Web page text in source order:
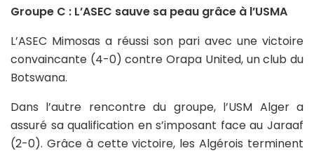
Groupe C : L’ASEC sauve sa peau grâce à l’USMA
L’ASEC Mimosas a réussi son pari avec une victoire
convaincante (4-0) contre Orapa United, un club du
Botswana.
Dans l’autre rencontre du groupe, l’USM Alger a
assuré sa qualification en s’imposant face au Jaraaf
(2-0). Grâce à cette victoire, les Algérois terminent